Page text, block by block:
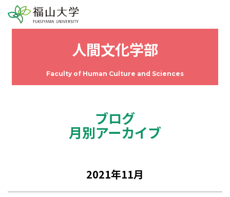
人間文化学部
Faculty of Human Culture and Sciences
ブログ
月別アーカイブ
2021年11月